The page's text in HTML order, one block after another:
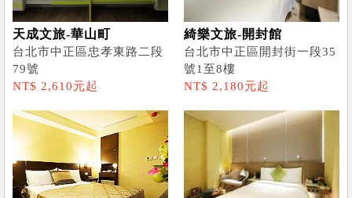
天成文旅-華山町
台北市中正區忠孝東路二段
79號
NT$ 2,610元起
綺樂文旅-開封館
台北市中正區開封街一段35
號1至8樓
NT$ 2,180元起